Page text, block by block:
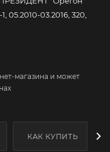
05.2010-03.2016, 320,
магазина и может
КАК КУПИТЬ